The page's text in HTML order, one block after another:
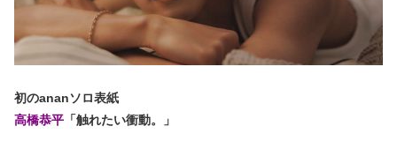
初のananソロ表紙
高橋恭平 「触れたい衝動。」